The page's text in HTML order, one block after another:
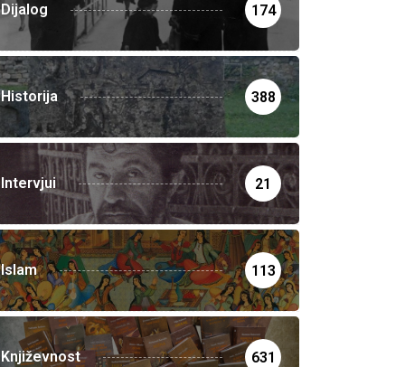
Dijalog 174
Historija 388
Intervjui 21
Islam 113
Književnost 631